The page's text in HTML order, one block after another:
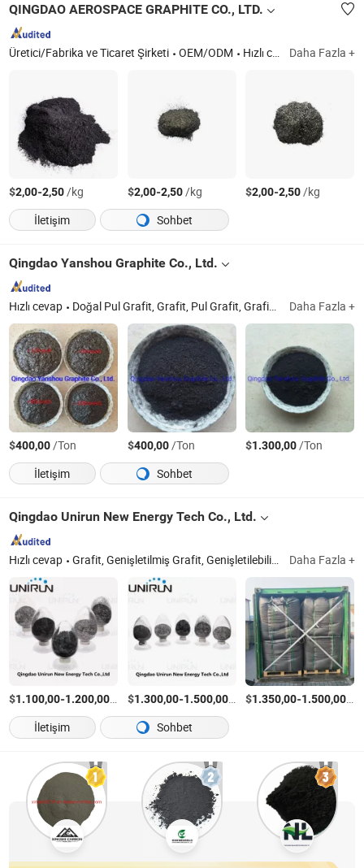
QINGDAO AEROSPACE GRAPHITE CO., LTD.
Üretici/Fabrika ve Ticaret Şirketi OEM/ODM Hızlı cevap Daha Fazla +
$2,00-2,50/kg $2,00-2,50/kg $2,00-2,50/kg
İletişim
Sohbet
Qingdao Yanshou Graphite Co., Ltd.
Hızlı cevap Doğal Pul Grafit, Grafit, Pul Grafit, Grafit Tozu, Kristal Grafit Daha Fazla +
$400,00/Ton $400,00/Ton $1.300,00/Ton
İletişim
Sohbet
Qingdao Unirun New Energy Tech Co., Ltd.
Hızlı cevap Grafit, Genişletilmiş Grafit, Genişletilebilir Grafit, Pul Doğal Grafit Tozu, Mikro Grafit Tozu, Grafit Levha, Grafit Conta Daha Fazla +
$1.100,00-1.200,00/kg$1.300,00-1.500,00/Ton
$1.350,00-1.500,00/
İletişim
Sohbet